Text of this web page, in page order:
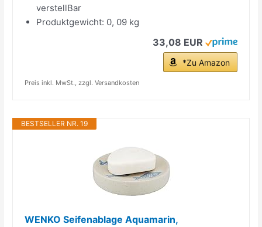
verstellBar
Produktgewicht: 0, 09 kg
33,08 EUR
*Zu Amazon
Preis inkl. MwSt., zzgl. Versandkosten
BESTSELLER NR. 19
WENKO Seifenablage Aquamarin,